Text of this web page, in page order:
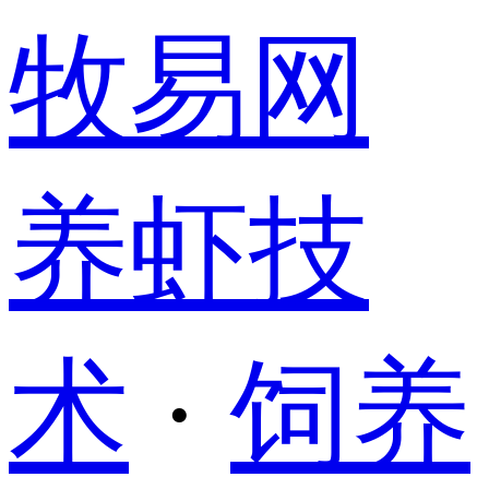
牧易网
养虾技
术 ·饲养